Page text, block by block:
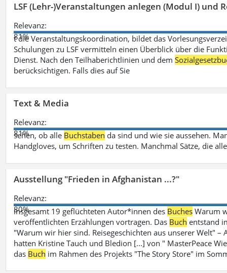
LSF (Lehr-)Veranstaltungen anlegen (Modul I) und
Relevanz:
81%
t die Veranstaltungskoordination, bildet das
Schulungen zu LSF vermitteln einen Überblick über die
Dienst. Nach den Teilhaberichtlinien und dem
berücksichtigen. Falls dies auf Sie
Text & Media
Relevanz:
81%
sehen, ob alle Buchstaben da sind und wie sie aussehen.
Handgloves, um Schriften zu testen. Manchmal Sätze, die
Ausstellung "Frieden in Afghanistan ...?"
Relevanz:
80%
insgesamt 19 geflüchteten Autor*innen des Buches Warum
veröffentlichten Erzählungen vortragen. Das Buch entstand
"Warum wir hier sind. Reisegeschichten aus unserer Welt"
hatten Kristine Tauch und Bledion [...] von " MasterPeace
das Buch im Rahmen des Projekts "The Story Store" im